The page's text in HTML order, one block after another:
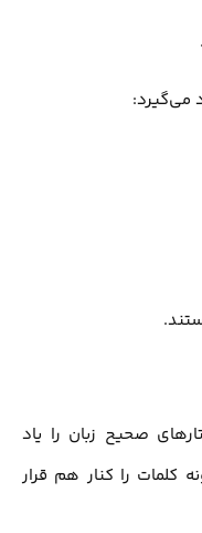
می‌گیرد:
صحیح زبان را یاد
کلمات را کنار هم قرار